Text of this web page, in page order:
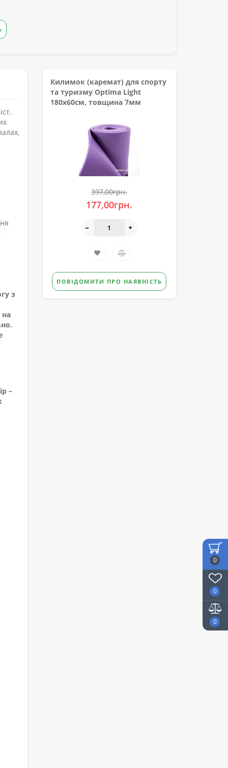
0
0
0
з
на
–
Килимок (каремат) для спорту
та туризму Optima Light
180х60см, товщина 7мм
397,00грн.
177,00грн.
ПОВІДОМИТИ ПРО НАЯВНІСТЬ